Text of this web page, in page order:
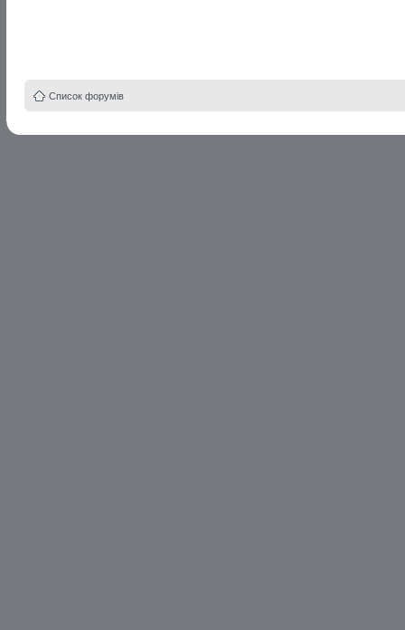
Список форумів